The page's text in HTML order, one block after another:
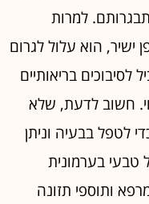
למרות
ישיר, הוא עלול לגרום
לסיבוכים בריאותיים
חשוב לדעת, שלא
לטפל בבעיה וניתן
טבעי בערמונית
ותוספי תזונה